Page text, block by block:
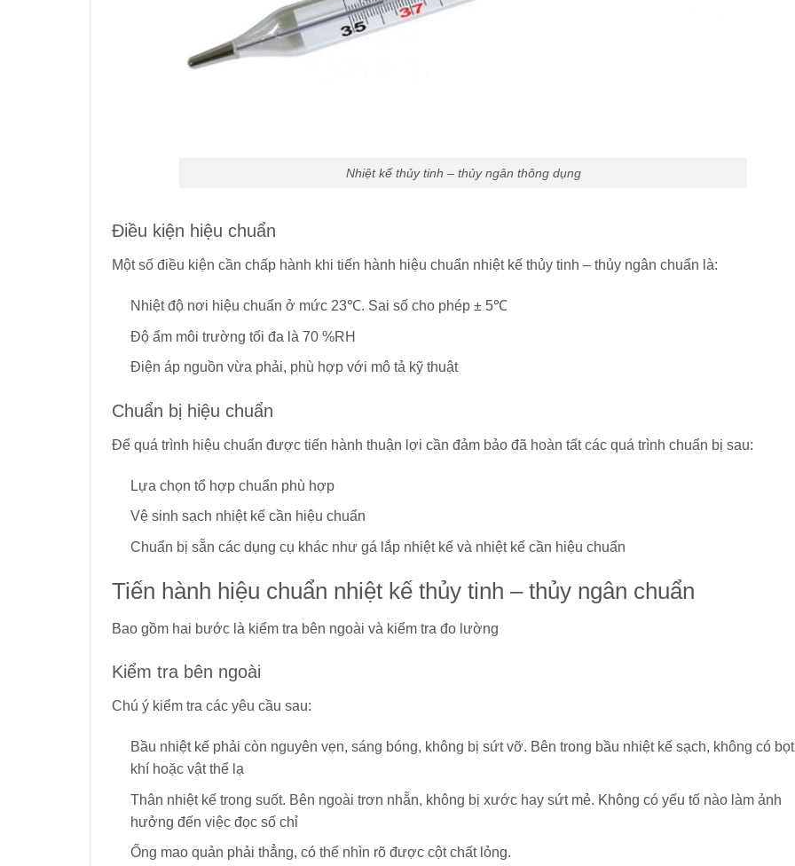
Nhiệt kế thủy tinh – thủy ngân thông dụng
Điều kiện hiệu chuẩn
Một số điều kiện cần chấp hành khi tiến hành hiệu chuẩn nhiệt kế thủy tinh – thủy ngân chuẩn là:
Nhiệt độ nơi hiệu chuẩn ở mức 23℃. Sai số cho phép ± 5℃
Độ ẩm môi trường tối đa là 70 %RH
Điện áp nguồn vừa phải, phù hợp với mô tả kỹ thuật
Chuẩn bị hiệu chuẩn
Để quá trình hiệu chuẩn được tiến hành thuận lợi cần đảm bảo đã hoàn tất các quá trình chuẩn bị sau:
Lựa chọn tổ hợp chuẩn phù hợp
Vệ sinh sạch nhiệt kế cần hiệu chuẩn
Chuẩn bị sẵn các dụng cụ khác như gá lắp nhiệt kế và nhiệt kế cần hiệu chuẩn
Tiến hành hiệu chuẩn nhiệt kế thủy tinh – thủy ngân chuẩn
Bao gồm hai bước là kiểm tra bên ngoài và kiểm tra đo lường
Kiểm tra bên ngoài
Chú ý kiểm tra các yêu cầu sau:
Bầu nhiệt kế phải còn nguyên vẹn, sáng bóng, không bị sứt vỡ. Bên trong bầu nhiệt kế sạch, không có bọt
khí hoặc vật thể lạ
Thân nhiệt kế trong suốt. Bên ngoài trơn nhẵn, không bị xước hay sứt mẻ. Không có yếu tố nào làm ảnh
hưởng đến việc đọc số chỉ
Ống mao quản phải thẳng, có thể nhìn rõ được cột chất lỏng.